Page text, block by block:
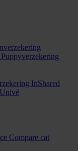
Puppyverzekering
InShared
Univé
Compare cat